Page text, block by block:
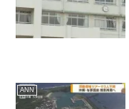
ANN